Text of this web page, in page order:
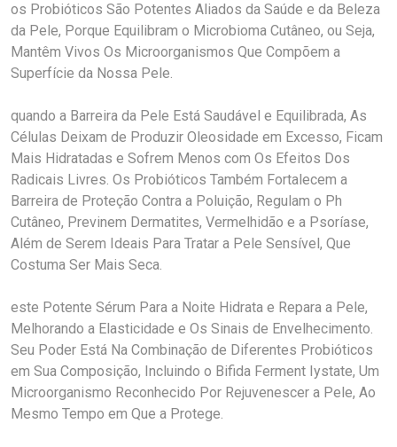
os Probióticos São Potentes Aliados da Saúde e da Beleza
da Pele, Porque Equilibram o Microbioma Cutâneo, ou Seja,
Mantêm Vivos Os Microorganismos Que Compõem a
Superfície da Nossa Pele.
quando a Barreira da Pele Está Saudável e Equilibrada, As
Células Deixam de Produzir Oleosidade em Excesso, Ficam
Mais Hidratadas e Sofrem Menos com Os Efeitos Dos
Radicais Livres. Os Probióticos Também Fortalecem a
Barreira de Proteção Contra a Poluição, Regulam o Ph
Cutâneo, Previnem Dermatites, Vermelhidão e a Psoríase,
Além de Serem Ideais Para Tratar a Pele Sensível, Que
Costuma Ser Mais Seca.
este Potente Sérum Para a Noite Hidrata e Repara a Pele,
Melhorando a Elasticidade e Os Sinais de Envelhecimento.
Seu Poder Está Na Combinação de Diferentes Probióticos
em Sua Composição, Incluindo o Bifida Ferment Iystate, Um
Microorganismo Reconhecido Por Rejuvenescer a Pele, Ao
Mesmo Tempo em Que a Protege.